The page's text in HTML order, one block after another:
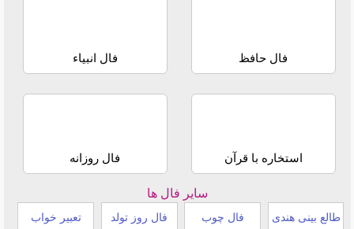
فال حافظ فال انبیاء
استخاره با قرآن فال روزانه
سایر فال ها
طالع بینی هندی فال چوب فال روز تولد تعبیر خواب